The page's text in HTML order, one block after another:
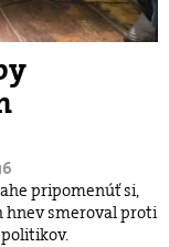
pripomenúť si,
hnev smeroval proti